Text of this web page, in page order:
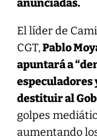
anunciadas.
El líder de
CGT,Pablo
apuntará a
especuladores
destituir al
golpes
aumentando